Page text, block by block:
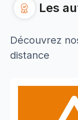
Les
Découvrez
distance